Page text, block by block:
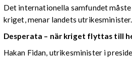
Det internationella samfundet
kriget, menar landets utrikesminister.
Desperata – när kriget flyttas till
Hakan Fidan, utrikesminister i